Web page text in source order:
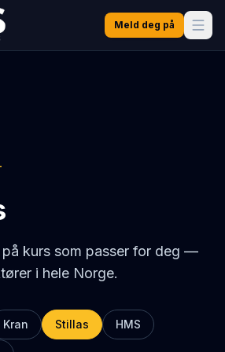
Meld deg på
på kurs som passer for deg —
i hele Norge.
Kran Stillas HMS